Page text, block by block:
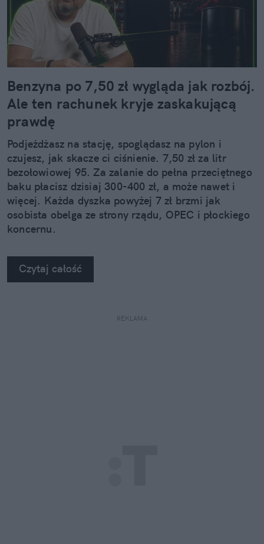
Benzyna po 7,50 zł wygląda jak rozbój.
Ale ten rachunek kryje zaskakującą
prawdę
Podjeżdżasz na stację, spoglądasz na pylon i
czujesz, jak skacze ci ciśnienie. 7,50 zł za litr
bezołowiowej 95. Za zalanie do pełna przeciętnego
baku płacisz dzisiaj 300-400 zł, a może nawet i
więcej. Każda dyszka powyżej 7 zł brzmi jak
osobista obelga ze strony rządu, OPEC i płockiego
koncernu.
Czytaj całość
REKLAMA